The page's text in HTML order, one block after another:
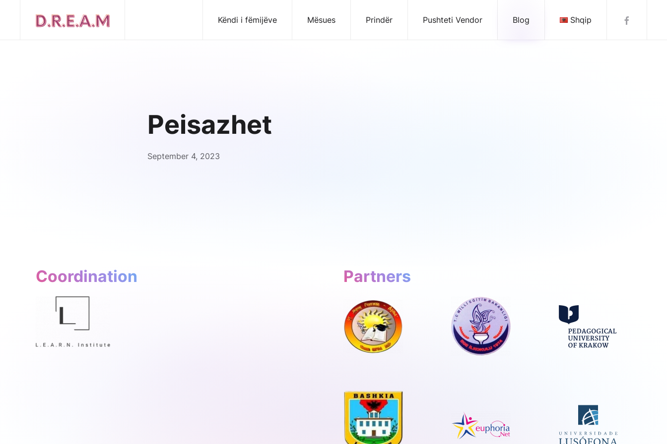
Këndi i fëmijëve Mësues Prindër Pushteti Vendor Blog Shqip
Peisazhet
September 4, 2023
Coordination Partners